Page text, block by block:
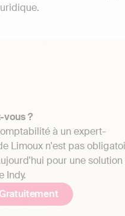
vous ?
à un expert-
Limoux n'est pas
pour une solution
Indy.